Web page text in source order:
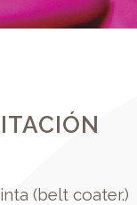
(belt coater.)